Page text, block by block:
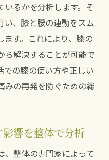
るかを分析します。そ
い、膝と腰の連動をスム
す。これにより、膝の
ら解決することが可能で
での膝の使い方や正しい
みの再発を防ぐための総
響を整体で分析
、整体の専門家によって